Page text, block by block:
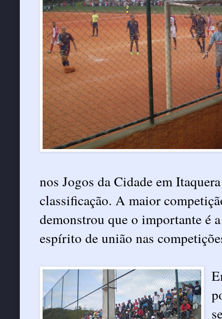
nos Jogos da Cidade em
classificação. A maior
demonstrou que o importante é
espírito de união nas